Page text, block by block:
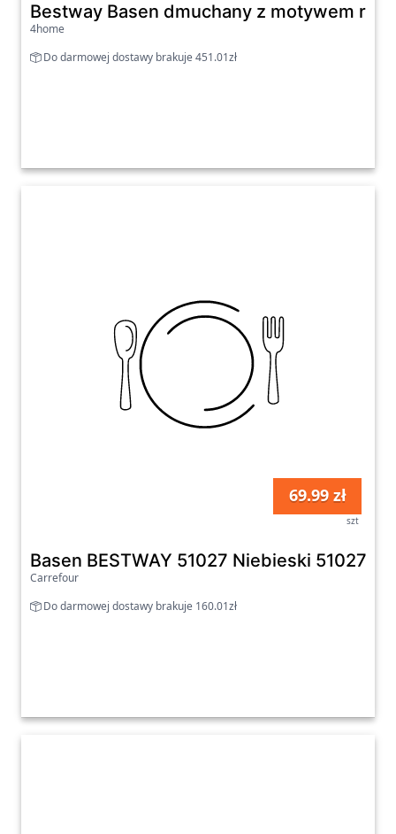
Bestway Basen dmuchany z motywem
4home
Do darmowej dostawy brakuje 451.01zł
69.99 zł
szt
Basen BESTWAY 51027 Niebieski 51027
Carrefour
Do darmowej dostawy brakuje 160.01zł